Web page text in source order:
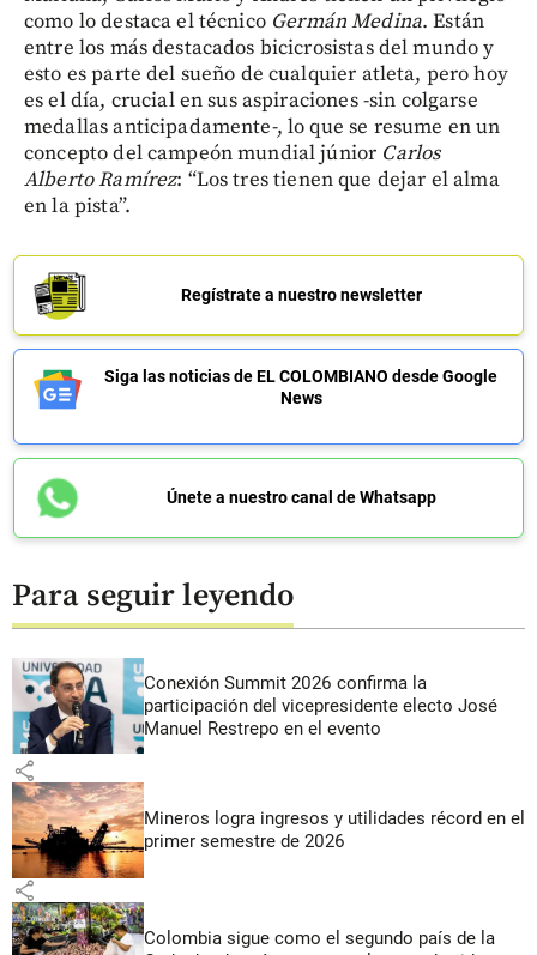
como lo destaca el técnico Germán Medina. Están
entre los más destacados bicicrosistas del mundo y
esto es parte del sueño de cualquier atleta, pero hoy
es el día, crucial en sus aspiraciones -sin colgarse
medallas anticipadamente-, lo que se resume en un
concepto del campeón mundial júnior Carlos
Alberto Ramírez: “Los tres tienen que dejar el alma
en la pista”.
Regístrate a nuestro newsletter
Siga las noticias de EL COLOMBIANO desde Google
News
Únete a nuestro canal de Whatsapp
Para seguir leyendo
Conexión Summit 2026 confirma la
participación del vicepresidente electo José
Manuel Restrepo en el evento
share
Mineros logra ingresos y utilidades récord en el
primer semestre de 2026
share
Colombia sigue como el segundo país de la